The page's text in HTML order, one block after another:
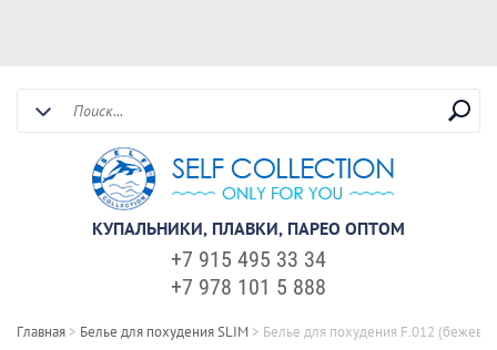
КУПАЛЬНИКИ, ПЛАВКИ, ПАРЕО ОПТОМ
+7 915 495 33 34
+7 978 101 5 888
Главная > Белье для похудения SLIM > Белье для похудения F.012